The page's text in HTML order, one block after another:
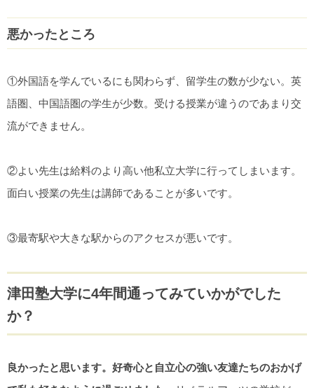
悪かったところ
①外国語を学んでいるにも関わらず、留学生の数が少ない。英
語圏、中国語圏の学生が少数。受ける授業が違うのであまり交
流ができません。
②よい先生は給料のより高い他私立大学に行ってしまいます。
面白い授業の先生は講師であることが多いです。
③最寄駅や大きな駅からのアクセスが悪いです。
津田塾大学に4年間通ってみていかがでした
か？
良かったと思います。好奇心と自立心の強い友達たちのおかげ